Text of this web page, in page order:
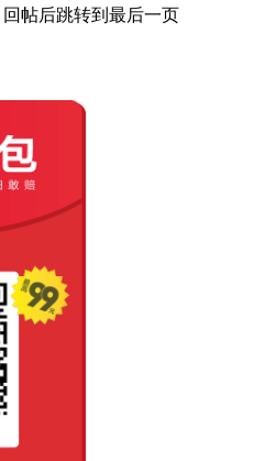
回帖后跳转到最后一页